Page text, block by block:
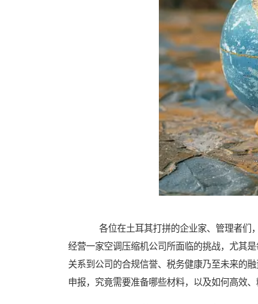
各位在土耳其打拼的企业家、管理者们
经营一家空调压缩机公司所面临的挑战，尤其
关系到公司的合规信誉、税务健康乃至未来的
申报，究竟需要准备哪些材料，以及如何高效、